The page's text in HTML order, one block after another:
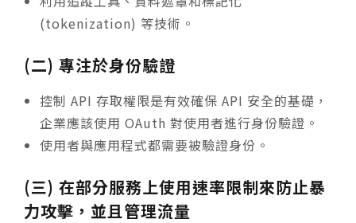
(tokenization) 等技術。
(二) 專注於身份驗證
控制 API 存取權限是有效確保 API 安全的基礎，
企業應該使用 OAuth 對使用者進行身份驗證。
使用者與應用程式都需要被驗證身份。
(三) 在部分服務上使用速率限制來防止暴
力攻擊，並且管理流量